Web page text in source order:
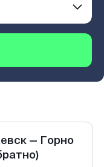
— Горно